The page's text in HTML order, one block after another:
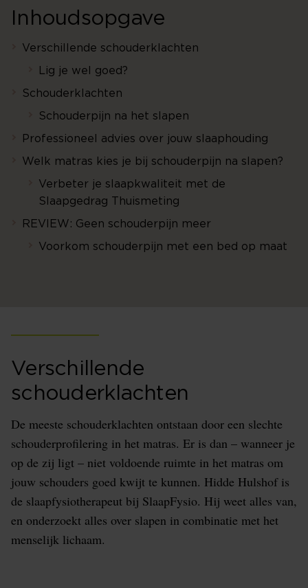
Inhoudsopgave
Verschillende schouderklachten
Lig je wel goed?
Schouderklachten
Schouderpijn na het slapen
Professioneel advies over jouw slaaphouding
Welk matras kies je bij schouderpijn na slapen?
Verbeter je slaapkwaliteit met de
Slaapgedrag Thuismeting
REVIEW: Geen schouderpijn meer
Voorkom schouderpijn met een bed op maat
Verschillende
schouderklachten
De meeste schouderklachten ontstaan door een slechte
schouderprofilering in het matras. Er is dan – wanneer je
op de zij ligt – niet voldoende ruimte in het matras om
jouw schouders goed kwijt te kunnen. Hidde Hulshof is
de slaapfysiotherapeut bij SlaapFysio. Hij weet alles van,
en onderzoekt alles over slapen in combinatie met het
menselijk lichaam.